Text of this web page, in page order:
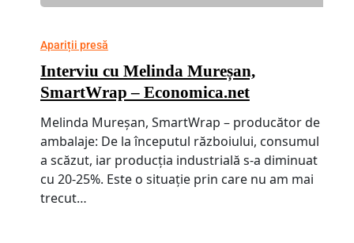
Apariții presă
Interviu cu Melinda Mureșan,
SmartWrap – Economica.net
Melinda Mureșan, SmartWrap – producător de
ambalaje: De la începutul războiului, consumul
a scăzut, iar producția industrială s-a diminuat
cu 20-25%. Este o situație prin care nu am mai
trecut…